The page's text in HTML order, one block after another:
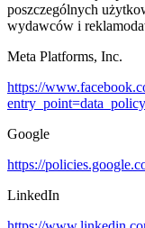
poszczególnych
wydawców i
Meta Platforms, Inc.
https://
Google
https://
LinkedIn